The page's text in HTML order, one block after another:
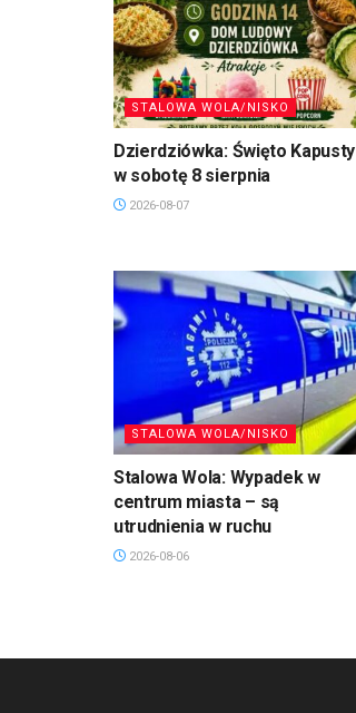
STALOWA WOLA/NISKO
Dzierdziówka: Święto Kapusty
w sobotę 8 sierpnia
2026-08-07
STALOWA WOLA/NISKO
Stalowa Wola: Wypadek w
centrum miasta – są
utrudnienia w ruchu
2026-08-06